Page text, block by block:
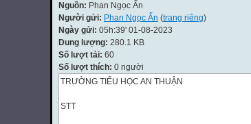
Nguồn: Phan Ngọc Ẩn
Người gửi: Phan Ngọc Ẩn (trang riêng)
Ngày gửi: 05h:39' 01-08-2023
Dung lượng: 280.1 KB
Số lượt tải: 60
Số lượt thích: 0 người
TRƯỜNG TIỂU HỌC AN THUẬN
STT